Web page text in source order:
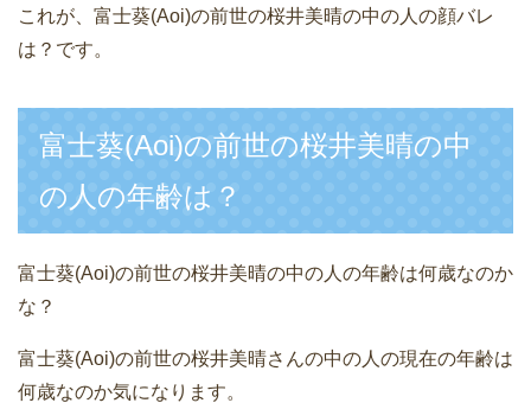
これが、富士葵(Aoi)の前世の桜井美晴の中の人の顔バレ
は？です。
富士葵(Aoi)の前世の桜井美晴の中
の人の年齢は？
富士葵(Aoi)の前世の桜井美晴の中の人の年齢は何歳なのか
な？
富士葵(Aoi)の前世の桜井美晴さんの中の人の現在の年齢は
何歳なのか気になります。